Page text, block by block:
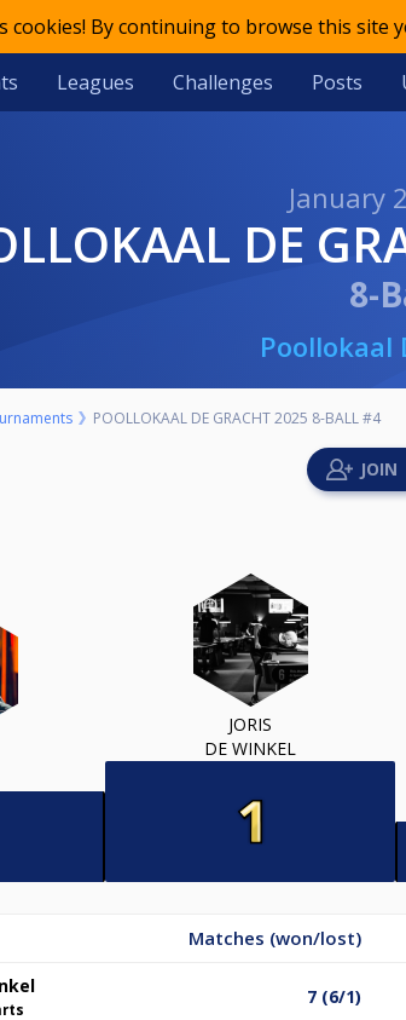
cookies! By continuing to browse this site
Leagues Challenges Posts
January
DE
8-
Poollokaal
POOLLOKAAL DE GRACHT 2025 8-BALL #4
JORIS
DE WINKEL
Matches (won/lost)
7 (6/1)